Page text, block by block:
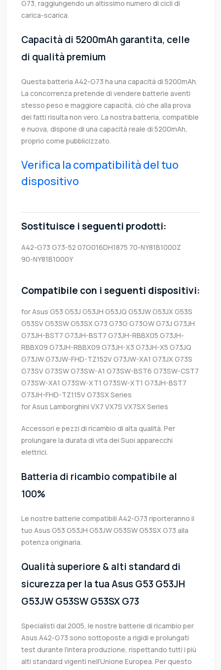
G73, raggiungendo un altissimo numero di cicli di
carica-scarica.
Capacità di 5200mAh garantita, celle
di qualità premium
Questa batteria A42-G73 ha una capacità di 5200mAh.
La concorrenza pretende di vendere batterie aventi
stesso peso e maggiore capacità, ciò che alla prova
dei fatti risulta non vero. La nostra batteria, compatible
e nuova, dispone di una capacità reale di 5200mAh,
proprio come pubblicizzato.
Verifica la compatibilità del tuo
dispositivo
Sostituisce i seguenti prodotti:
A42-G73 G73-52 07G016DH1875 70-NY81B1000Z
90-NY81B1000Y
Compatibile con i seguenti dispositivi:
for Asus G53 G53J G53JH G53JQ G53JW G53JX G53S
G53SV G53SW G53SX G73 G73G G73GW G73J G73JH
G73JH-BST7 G73JH-BST7 G73JH-RBBX05 G73JH-
RBBX09 G73JH-RBBX09 G73JH-X3 G73JH-X5 G73JQ
G73JW G73JW-FHD-TZ152V G73JW-XA1 G73JX G73S
G73SV G73SW G73SW-A1 G73SW-BST6 G73SW-CST7
G73SW-XA1 G73SW-XT1 G73SW-XT1 G73JH-BST7
G73JH-FHD-TZ115V G73SX Series
for Asus Lamborghini VX7 VX7S VX7SX Series
Accessori e pezzi di ricambio di alta qualità. Per
prolungare la durata di vita dei Suoi apparecchi
elettrici.
Batteria di ricambio compatibile al
100%
Le nostre batterie compatibili A42-G73 riporteranno il
tuo Asus G53 G53JH G53JW G53SW G53SX G73 alla
potenza originaria.
Qualità superiore & alti standard di
sicurezza per la tua Asus G53 G53JH
G53JW G53SW G53SX G73
Specialisti dal 2005, le nostre batterie di ricambio per
Asus A42-G73 sono sottoposte a rigidi e prolungati
test durante l’intera produzione, rispettando tutti i più
alti standard vigenti nell’Unione Europea. Per questo